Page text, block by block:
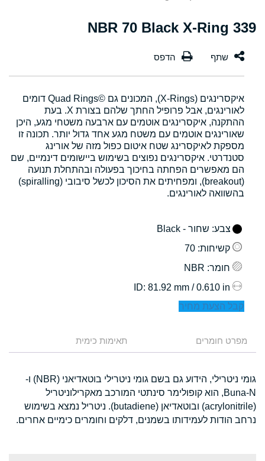
339 NBR 70 Black X-Ring
איקסרינגים (X-Rings), המכונים גם Quad Rings©‎ דומים
לאורינגים, אבל פרופיל החתך שלהם בצורת X. בעת
ההתקנה, איקסרינגים אוטמים עם ארבעה משטחי מגע, היכן
שאורינגים אוטמים עם משטח מגע אחד גדול יותר. תכונה זו
מספקת לאיקסרינג שטח איטום כפול מזה של אורינג
סטנדרטי. איקסרינגים נפוצים בשימוש ביישומים דינמיים, שם
הם מאפשרים הפחתה בחיכוך בפעולה ובהתחלת תנועה
(breakout), ומפחיתים את הסיכון לכשל סיבובי (spiralling)
בהשוואה לאורינגים.
צבע: שחור - Black
קשיחות: 70
חומר: NBR
: 81.92 mm / 0.610 in
קבל הצעת מחיר
מפרט חומרים תאימות כימית
גומי ניטרילי, הידוע גם בשם גומי ניטרילי בוטאדיאני (NBR) ו-
Buna-N, הוא קופולימר סינתטי המורכב מאקרילוניטריל
(acrylonitrile) ובוטאדיאן (butadiene). ניטריל נמצא בשימוש
נרחב הודות לעמידותו בשמנים, דלקים וחומרים כימיים אחרים.